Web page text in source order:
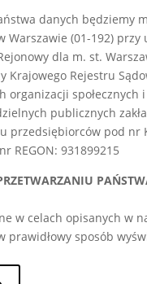
danych będziemy
Warszawie (01-192) przy
dla m. st.
Krajowego Rejestru
organizacji społecznych
publicznych
przedsiębiorców pod nr
REGON: 931899215
w celach opisanych w
prawidłowy sposób